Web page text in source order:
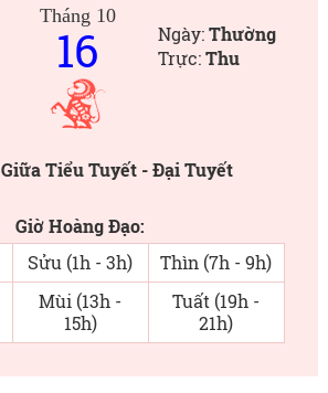
Tháng 10
16 Ngày:Thường
Trực:Thu
Giữa Tiểu Tuyết - Đại Tuyết
Giờ Hoàng Đạo:
Sửu (1h - 3h) Thìn (7h - 9h)
Mùi (13h -
15h)
Tuất (19h -
21h)